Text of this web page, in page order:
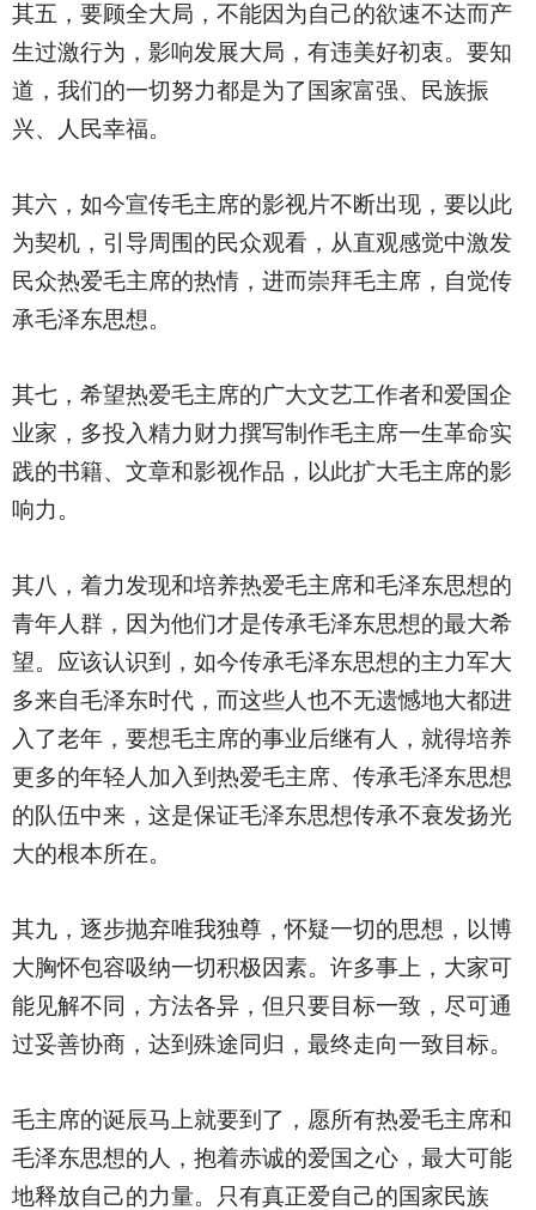
其五，要顾全大局，不能因为自己的欲速不达而产
生过激行为，影响发展大局，有违美好初衷。要知
道，我们的一切努力都是为了国家富强、民族振
兴、人民幸福。
其六，如今宣传毛主席的影视片不断出现，要以此
为契机，引导周围的民众观看，从直观感觉中激发
民众热爱毛主席的热情，进而崇拜毛主席，自觉传
承毛泽东思想。
其七，希望热爱毛主席的广大文艺工作者和爱国企
业家，多投入精力财力撰写制作毛主席一生革命实
践的书籍、文章和影视作品，以此扩大毛主席的影
响力。
其八，着力发现和培养热爱毛主席和毛泽东思想的
青年人群，因为他们才是传承毛泽东思想的最大希
望。应该认识到，如今传承毛泽东思想的主力军大
多来自毛泽东时代，而这些人也不无遗憾地大都进
入了老年，要想毛主席的事业后继有人，就得培养
更多的年轻人加入到热爱毛主席、传承毛泽东思想
的队伍中来，这是保证毛泽东思想传承不衰发扬光
大的根本所在。
其九，逐步抛弃唯我独尊，怀疑一切的思想，以博
大胸怀包容吸纳一切积极因素。许多事上，大家可
能见解不同，方法各异，但只要目标一致，尽可通
过妥善协商，达到殊途同归，最终走向一致目标。
毛主席的诞辰马上就要到了，愿所有热爱毛主席和
毛泽东思想的人，抱着赤诚的爱国之心，最大可能
地释放自己的力量。只有真正爱自己的国家民族